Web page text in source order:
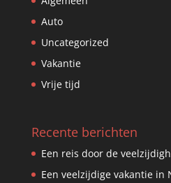
Auto
Uncategorized
Vakantie
Vrije tijd
Recente berichten
Een reis door de
Een veelzijdige vakantie in